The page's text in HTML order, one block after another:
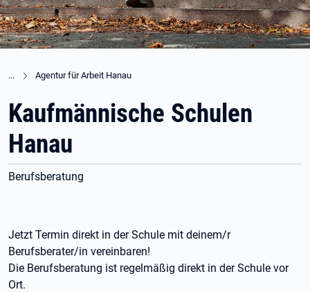
Agentur für Arbeit Hanau
Kaufmännische Schulen
Hanau
Berufsberatung
Jetzt Termin direkt in der Schule mit deinem/r
Berufsberater/in vereinbaren!
Die Berufsberatung ist regelmäßig direkt in der Schule vor
Ort.